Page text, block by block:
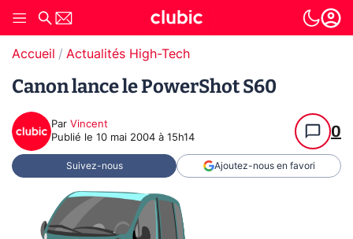
Accueil Actualités High-Tech
Canon lance le PowerShot S60
Par Vincent
Publié le 10 mai 2004 à 15h14 0
Suivez-nous Ajoutez-nous en favori